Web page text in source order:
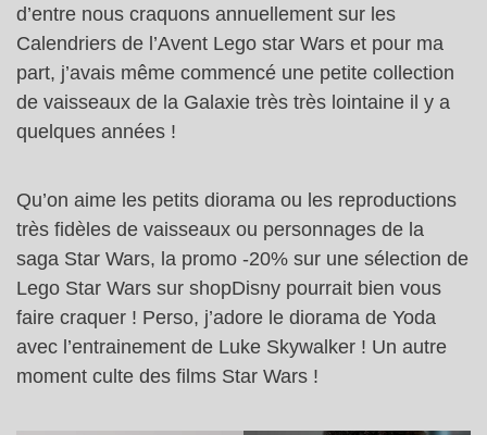
d’entre nous craquons annuellement sur les
Calendriers de l’Avent Lego star Wars et pour ma
part, j’avais même commencé une petite collection
de vaisseaux de la Galaxie très très lointaine il y a
quelques années !
Qu’on aime les petits diorama ou les reproductions
très fidèles de vaisseaux ou personnages de la
saga Star Wars, la promo -20% sur une sélection de
Lego Star Wars sur shopDisny pourrait bien vous
faire craquer ! Perso, j’adore le diorama de Yoda
avec l’entrainement de Luke Skywalker ! Un autre
moment culte des films Star Wars !